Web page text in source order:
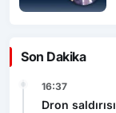
Son Dakika
16:37
Dron